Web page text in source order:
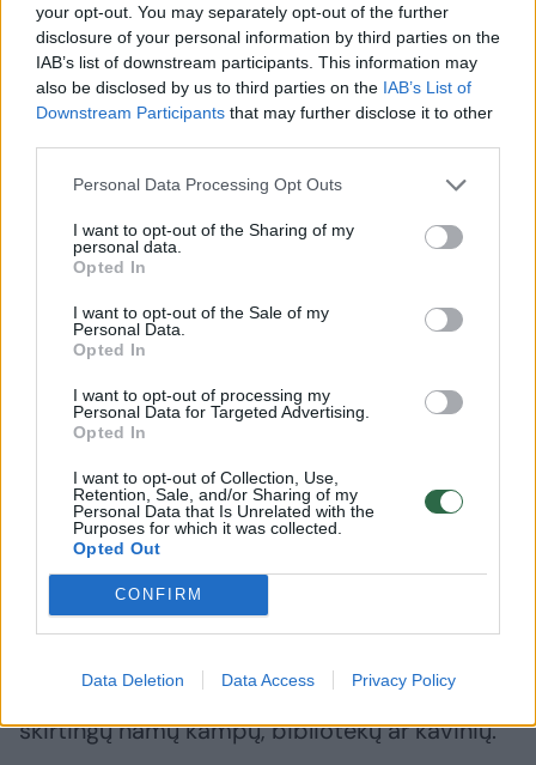
your opt-out. You may separately opt-out of the further
disclosure of your personal information by third parties on the
IAB’s list of downstream participants. This information may
also be disclosed by us to third parties on the IAB’s List of
Downstream Participants that may further disclose it to other
Personal Data Processing Opt Outs
I want to opt-out of the Sharing of my
personal data.
Opted In
I want to opt-out of the Sale of my
Personal Data.
Opted In
I want to opt-out of processing my
Personal Data for Targeted Advertising.
Opted In
I want to opt-out of Collection, Use,
Retention, Sale, and/or Sharing of my
Personal Data that Is Unrelated with the
Purposes for which it was collected.
Opted Out
CONFIRM
Data Deletion Data Access Privacy Policy
– Reikia susikaupti. Tai ne visada sekasi.
Kartais atrodo, jog turi tris valandas
prasėdėti nesiblaškydamas, kad galiausiai
prisirptum valandos nepertraukiamam ir
produktyviam darbui.
Susikaupti padeda ne tik kava arba arbata,
programėlių – ko tik nori. Galima žiūrėti
skeptiškai, jei susitvarkai be jų, galima
pabandyti ir pasižiūrėti, ar tinka.
Tiesa, kojas ištiesti gerai. Kartais lovoje
atsidarau kitame kompiuteryje rašomą
tekstą ir dirbu toliau. Rašydamas mėgstu
keisti aplinką, ypač jei sunkiai sekasi prie
stalo, nes kitoje vietoje tarsi kitaip pamatai ir
ieškodamas geros energetikos migruoju tarp
skirtingų namų kampų, bibliotekų ar kavinių.